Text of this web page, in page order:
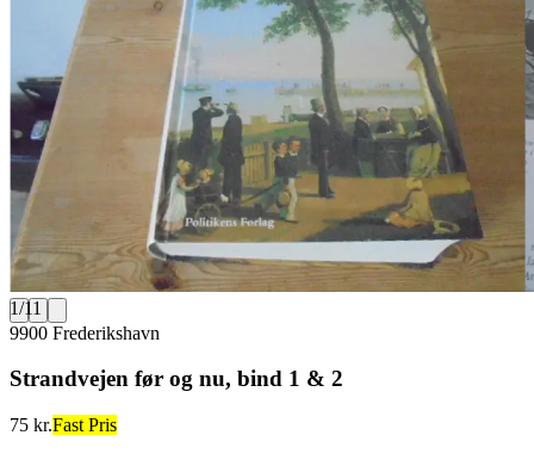
1/11
9900 Frederikshavn
Strandvejen før og nu, bind 1 & 2
75 kr.Fast Pris